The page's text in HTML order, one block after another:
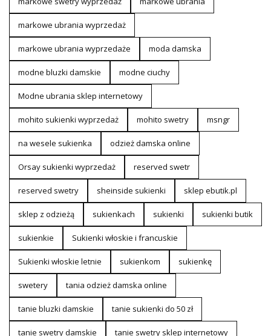
markowe ubrania wyprzedaż
markowe ubrania wyprzedaże moda damska
modne bluzki damskie modne ciuchy
Modne ubrania sklep internetowy
mohito sukienki wyprzedaż mohito swetry msngr
na wesele sukienka odzież damska online
Orsay sukienki wyprzedaż reserved swetr
reserved swetry sheinside sukienki sklep ebutik.pl
sklep z odzieżą sukienkach sukienki sukienki butik
sukienkie Sukienki włoskie i francuskie
Sukienki włoskie letnie sukienkom sukienkę
swetery tania odzież damska online
tanie bluzki damskie tanie sukienki do 50 zł
tanie swetry damskie tanie swetry sklep internetowy